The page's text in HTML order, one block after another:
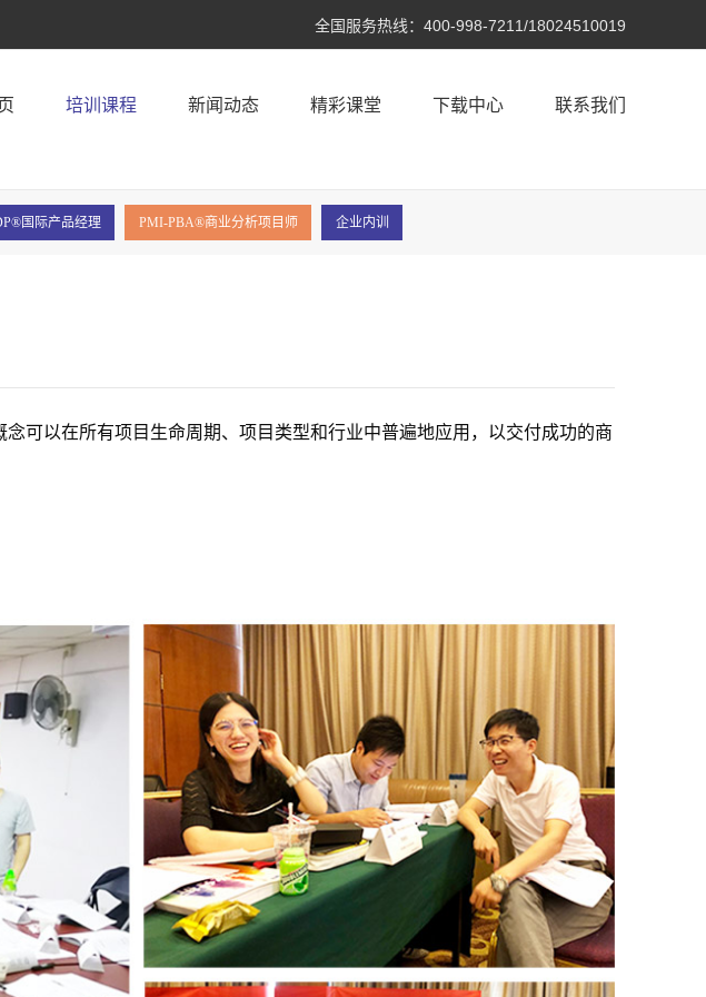
全国服务热线： 400-998-7211/18024510019
培训课程 新闻动态 精彩课堂 下载中心 联系我们
国际产品经理 PMI-PBA®商业分析项目师 企业内训
可以在所有项目生命周期、项目类型和行业中普遍地应用，以交付成功的商